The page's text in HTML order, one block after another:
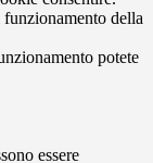
della
potete
essere